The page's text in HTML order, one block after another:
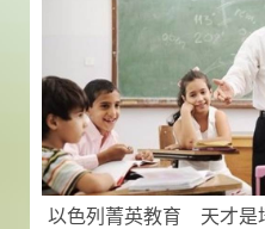
以色列菁英教育 天才是